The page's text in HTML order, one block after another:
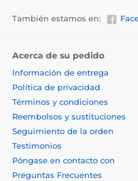
También estamos en:
Acerca de su pedido
Información de entrega
Política de privacidad
Términos y condiciones
Reembolsos y sustituciones
Seguimiento de la orden
Testimonios
Póngase en contacto con
Preguntas Frecuentes